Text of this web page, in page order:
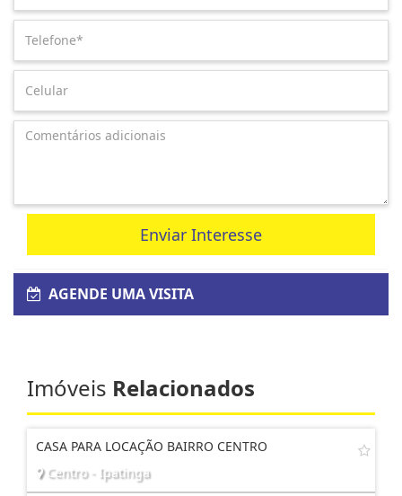
Enviar Interesse
AGENDE UMA VISITA
Imóveis Relacionados
CASA PARA LOCAÇÃO BAIRRO CENTRO
Centro - Ipatinga